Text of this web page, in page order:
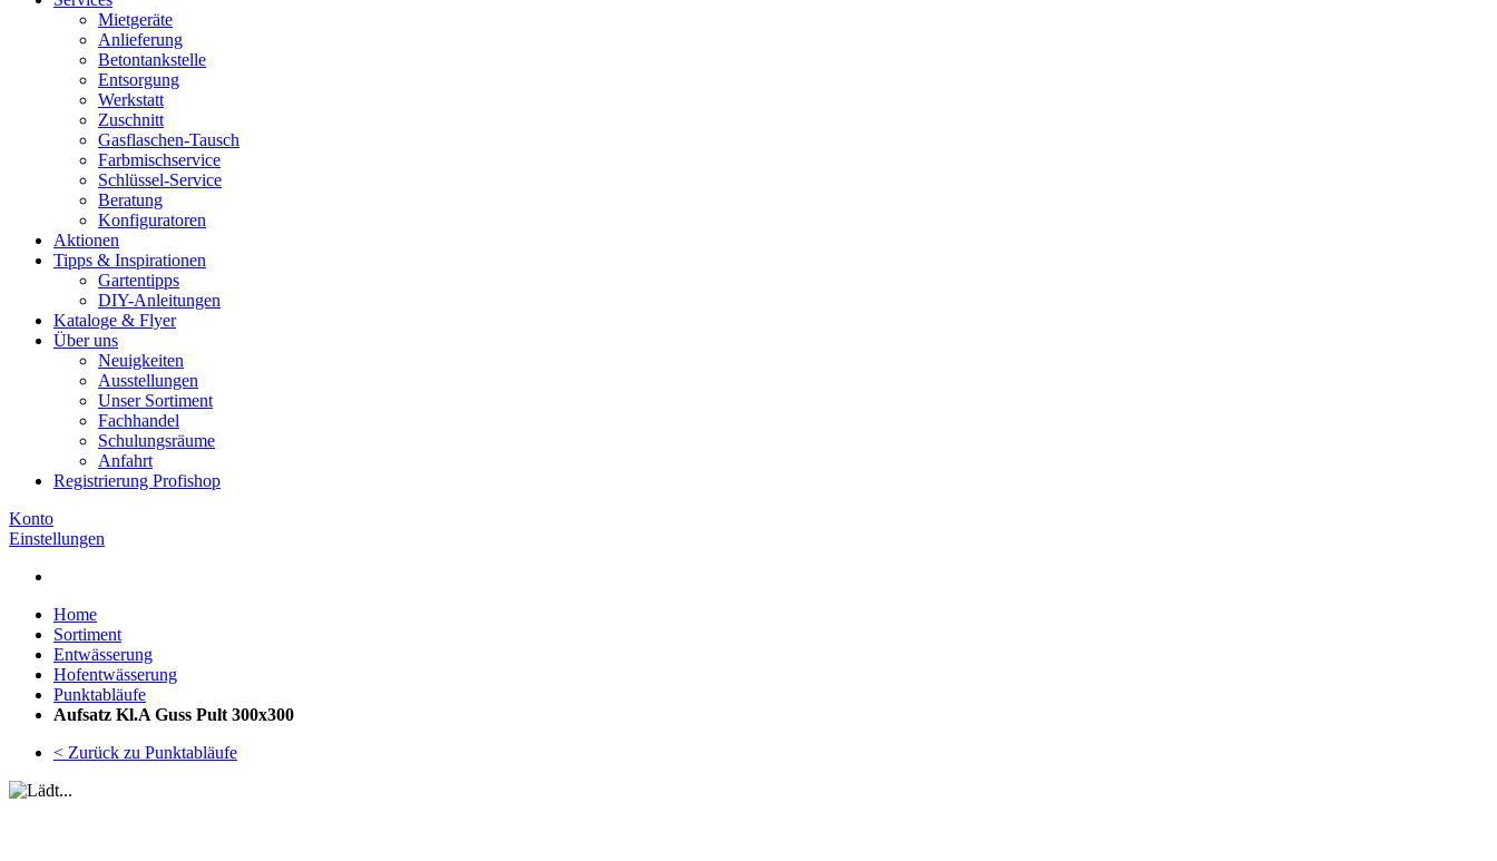
Mietgeräte
Anlieferung
Betontankstelle
Entsorgung
Werkstatt
Zuschnitt
Gasflaschen-Tausch
Farbmischservice
Schlüssel-Service
Beratung
Konfiguratoren
Aktionen
Tipps & Inspirationen
Gartentipps
DIY-Anleitungen
Kataloge & Flyer
Über uns
Neuigkeiten
Ausstellungen
Unser Sortiment
Fachhandel
Schulungsräume
Anfahrt
Registrierung Profishop
Konto
Einstellungen
Home
Sortiment
Entwässerung
Hofentwässerung
Punktabläufe
Aufsatz Kl.A Guss Pult 300x300
< Zurück zu Punktabläufe